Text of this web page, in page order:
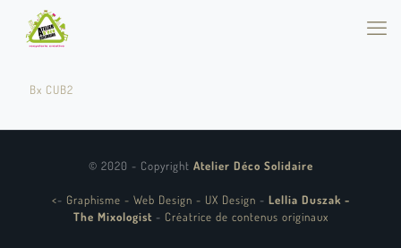
Bx CUB2
© 2020 - Copyright Atelier Déco Solidaire
<- Graphisme - Web Design - UX Design - Lellia Duszak -
The Mixologist - Créatrice de contenus originaux